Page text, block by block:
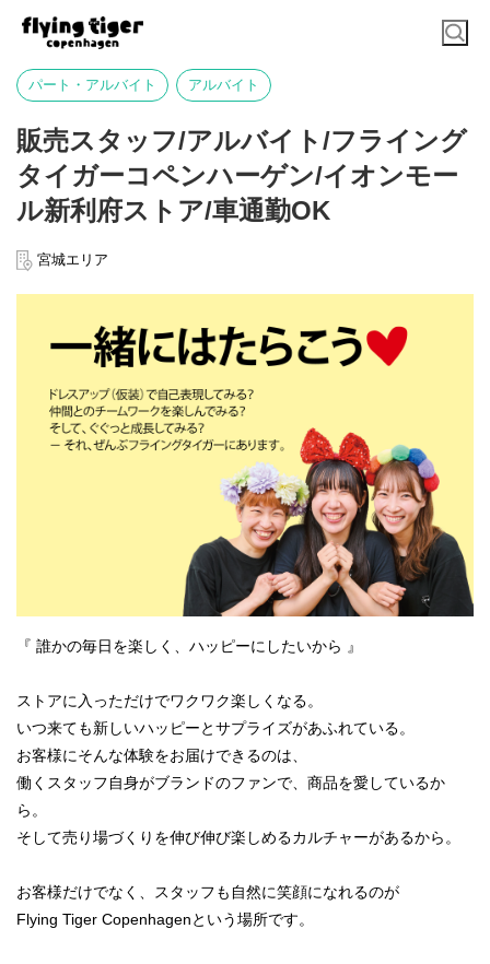
パート・アルバイト アルバイト
販売スタッフ/アルバイト/フライング
タイガーコペンハーゲン/イオンモー
ル新利府ストア/車通勤OK
宮城エリア
『 誰かの毎日を楽しく、ハッピーにしたいから 』
ストアに入っただけでワクワク楽しくなる。
いつ来ても新しいハッピーとサプライズがあふれている。
お客様にそんな体験をお届けできるのは、
働くスタッフ自身がブランドのファンで、商品を愛しているか
ら。
そして売り場づくりを伸び伸び楽しめるカルチャーがあるから。
お客様だけでなく、スタッフも自然に笑顔になれるのが
Flying Tiger Copenhagenという場所です。